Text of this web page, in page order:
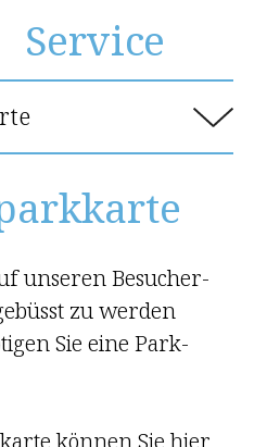
Service
unseren Besucher­
zu werden
Sie eine Park­